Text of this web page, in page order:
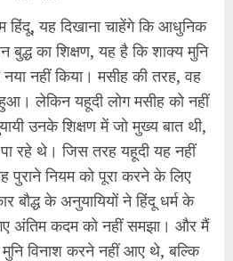
हिंदू, यह दिखाना चाहेंगे कि आधुनिक
बुद्ध का शिक्षण, यह है कि शाक्य मुनि
नहीं किया। मसीह की तरह, वह
लेकिन यहूदी लोग मसीह को नहीं
उनके शिक्षण में जो मुख्य बात थी,
रहे थे। जिस तरह यहूदी यह नहीं
पुराने नियम को पूरा करने के लिए
बौद्ध के अनुयायियों ने हिंदू धर्म के
गए अंतिम कदम को नहीं समझा। और मैं
मुनि विनाश करने नहीं आए थे, बल्कि